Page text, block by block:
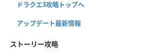
ドラクエ3攻略トップへ
アップデート最新情報
ストーリー攻略